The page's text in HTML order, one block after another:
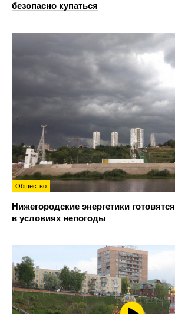
безопасно купаться
Общество
Нижегородские энергетики
в условиях непогоды